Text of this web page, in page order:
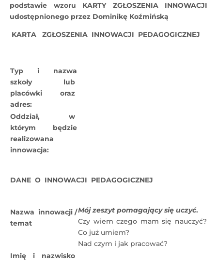
podstawie wzoru KARTY ZGŁOSZENIA INNOWACJI
udostępnionego przez Dominikę Koźmińską
KARTA ZGŁOSZENIA INNOWACJI PEDAGOGICZNEJ
Typ i nazwa
szkoły lub
placówki oraz
adres:
Oddział, w
którym będzie
realizowana
innowacja:
DANE O INNOWACJI PEDAGOGICZNEJ
Nazwa innowacji /
temat
Mój zeszyt pomagający się uczyć.
Czy wiem czego mam się nauczyć?
Co już umiem?
Nad czym i jak pracować?
Imię i nazwisko